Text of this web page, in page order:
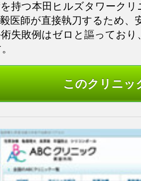
を持つ本田ヒルズタワーク
医師が直接執刀するため
失敗例はゼロと謳ってお
このクリニッ